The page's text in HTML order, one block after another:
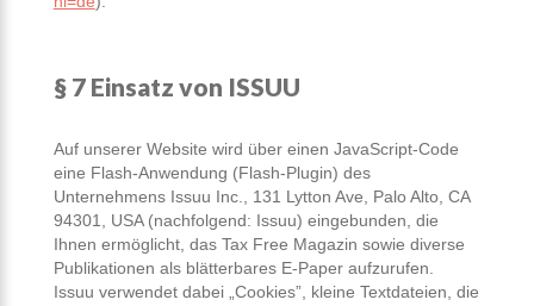
§ 7 Einsatz von ISSUU
Auf unserer Website wird über einen JavaScript-Code
eine Flash-Anwendung (Flash-Plugin) des
Unternehmens Issuu Inc., 131 Lytton Ave, Palo Alto, CA
94301, USA (nachfolgend: Issuu) eingebunden, die
Ihnen ermöglicht, das Tax Free Magazin sowie diverse
Publikationen als blätterbares E-Paper aufzurufen.
Issuu verwendet dabei „Cookies”, kleine Textdateien, die